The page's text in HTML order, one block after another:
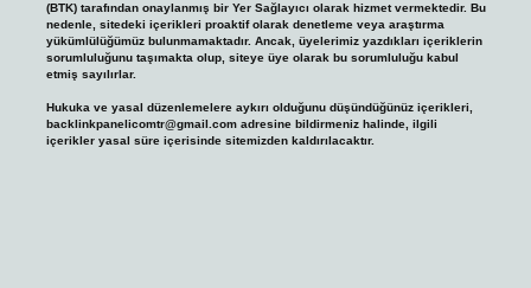
(BTK) tarafından onaylanmış bir Yer Sağlayıcı olarak hizmet vermektedir. Bu
nedenle, sitedeki içerikleri proaktif olarak denetleme veya araştırma
yükümlülüğümüz bulunmamaktadır. Ancak, üyelerimiz yazdıkları içeriklerin
sorumluluğunu taşımakta olup, siteye üye olarak bu sorumluluğu kabul
etmiş sayılırlar.
Hukuka ve yasal düzenlemelere aykırı olduğunu düşündüğünüz içerikleri,
backlinkpanelicomtr@gmail.comadresine bildirmeniz halinde, ilgili
içerikler yasal süre içerisinde sitemizden kaldırılacaktır.